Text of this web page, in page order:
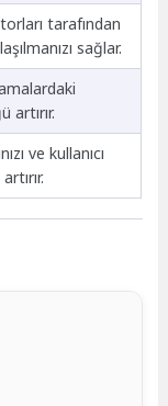
tarafından
sağlar.
artırır.
ve kullanıcı